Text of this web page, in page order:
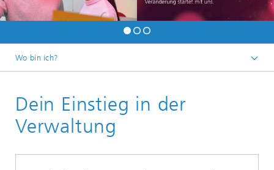
Wo bin ich?
Jobs | Karriere
Dein Einstieg bei uns
Dein Einstieg in der
Verwaltung